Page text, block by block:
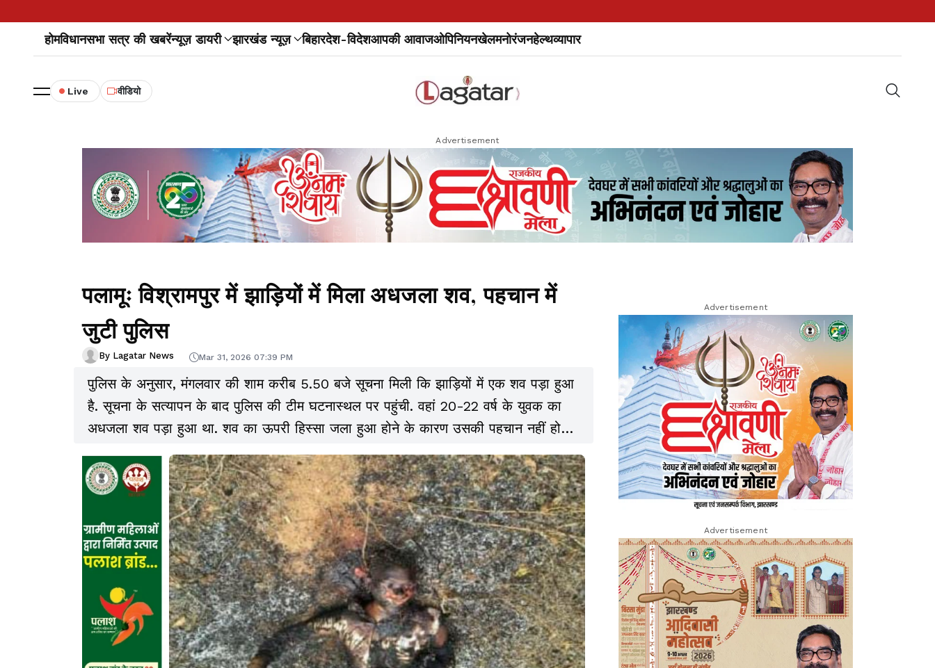
होमविधानसभा सत्र की खबरेंन्यूज़ डायरी झारखंड न्यूज़ बिहारदेश-विदेशआपकी आवाजओपिनियनखेलमनोरंजनहेल्थव्यापार
Live वीडियो
Advertisement
पलामूः विश्रामपुर में झाड़ियों में मिला अधजला शव, पहचान में
जुटी पुलिस
By Lagatar News Mar 31, 2026 07:39 PM
पुलिस के अनुसार, मंगलवार की शाम करीब 5.50 बजे सूचना मिली कि झाड़ियों में एक शव पड़ा हुआ
है. सूचना के सत्यापन के बाद पुलिस की टीम घटनास्थल पर पहुंची. वहां 20-22 वर्ष के युवक का
अधजला शव पड़ा हुआ था. शव का ऊपरी हिस्सा जला हुआ होने के कारण उसकी पहचान नहीं हो
Advertisement
Advertisement